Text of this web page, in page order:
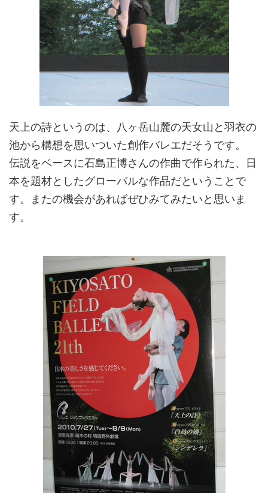
天上の詩というのは、八ヶ岳山麓の天女山と羽衣の
池から構想を思いついた創作バレエだそうです。
伝説をベースに石島正博さんの作曲で作られた、日
本を題材としたグローバルな作品だということで
す。またの機会があればぜひみてみたいと思いま
す。